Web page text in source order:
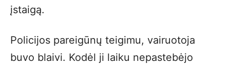
įstaigą.
Policijos pareigūnų teigimu, vairuotoja
buvo blaivi. Kodėl ji laiku nepastebėjo